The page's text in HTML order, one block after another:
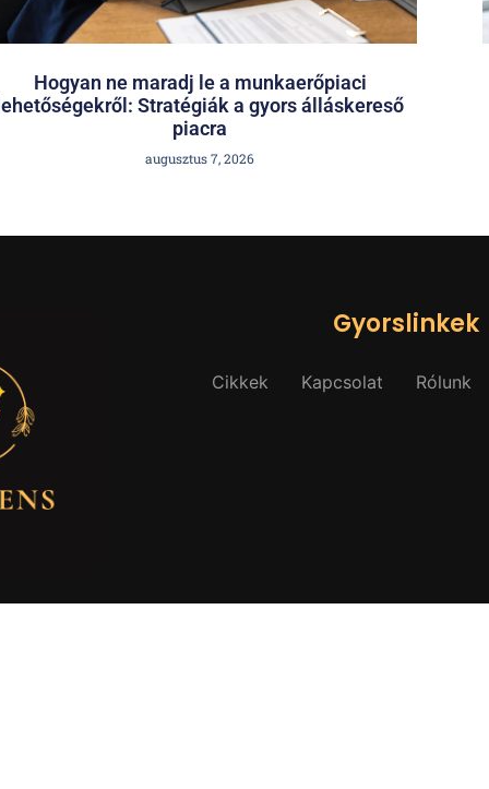
Hogyan ne maradj le a munkaerőpiaci
lehetőségekről: Stratégiák a gyors álláskereső
piacra
augusztus 7, 2026
Gyorslinkek
Cikkek Kapcsolat Rólunk